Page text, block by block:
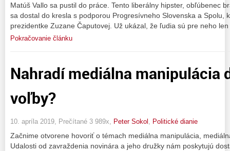
Matúš Vallo sa pustil do práce. Tento liberálny hipster, obľúbenec
sa dostal do kresla s podporou Progresívneho Slovenska a Spolu,
prezidentke Zuzane Čaputovej. Už ukázal, že ľudia sú pre neho
Pokračovanie článku
Nahradí mediálna manipulácia
voľby?
10. apríla 2019, Prečítané 3 989x, Peter Sokol Politické dianie
Začnime otvorene hovoriť o témach mediálna manipulácia,
Udalosti od zavraždenia novinára a jeho družky nám poskytujú